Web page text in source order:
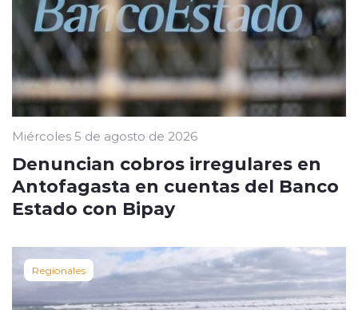
Miércoles 5 de agosto de 2026
Denuncian cobros irregulares en
Antofagasta en cuentas del Banco
Estado con Bipay
Regionales